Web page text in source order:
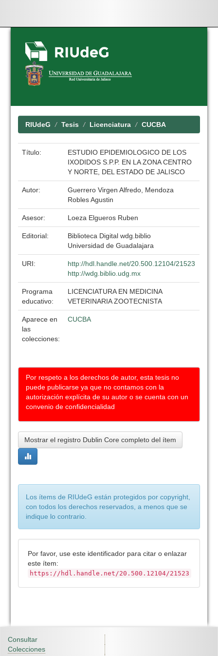
Skip
navigation
RIUdeG Tesis Licenciatura CUCBA
Título:
ESTUDIO EPIDEMIOLOGICO DE LOS
IXODIDOS S.P.P. EN LA ZONA CENTRO
Y NORTE, DEL ESTADO DE JALISCO
Autor:
Guerrero Virgen Alfredo, Mendoza
Robles Agustin
Asesor: Loeza Elgueros Ruben
Editorial:
Biblioteca Digital wdg.biblio
Universidad de Guadalajara
URI:
http://hdl.handle.net/20.500.12104/21523
http://wdg.biblio.udg.mx
Programa
educativo:
LICENCIATURA EN MEDICINA
VETERINARIA ZOOTECNISTA
Aparece en
las
colecciones:
CUCBA
Por respeto a los derechos de autor, esta tesis no
puede publicarse ya que no contamos con la
autorización explícita de su autor o se cuenta con un
convenio de confidencialidad
Mostrar el registro Dublin Core completo del ítem
Los ítems de RIUdeG están protegidos por copyright,
con todos los derechos reservados, a menos que se
indique lo contrario.
Por favor, use este identificador para citar o enlazar
este ítem:
https://hdl.handle.net/20.500.12104/21523
Consultar
Colecciones